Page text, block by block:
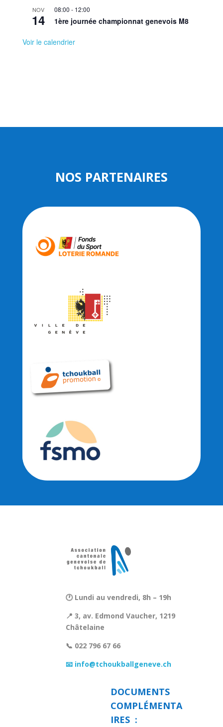
NOV
14
08:00 - 12:00
1ère journée championnat genevois M8
Voir le calendrier
NOS PARTENAIRES
🕐 Lundi au vendredi, 8h – 19h
📍 3, av. Edmond Vaucher, 1219
Châtelaine
📞 022 796 67 66
📧 info@tchoukballgeneve.ch
DOCUMENTS
COMPLÉMENTA
IRES :